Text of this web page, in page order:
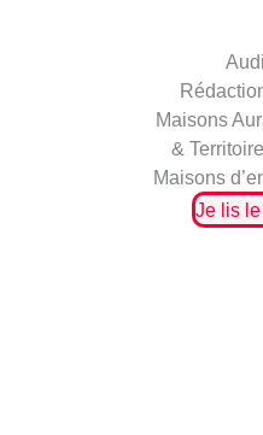
Maisons
&
Maisons
Je lis